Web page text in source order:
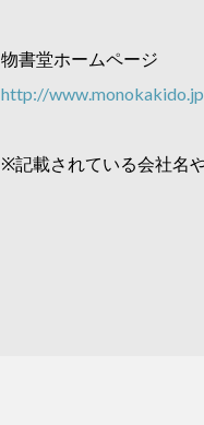
物書堂ホームページ
http://www.monokakido.jp
※記載されている会社名